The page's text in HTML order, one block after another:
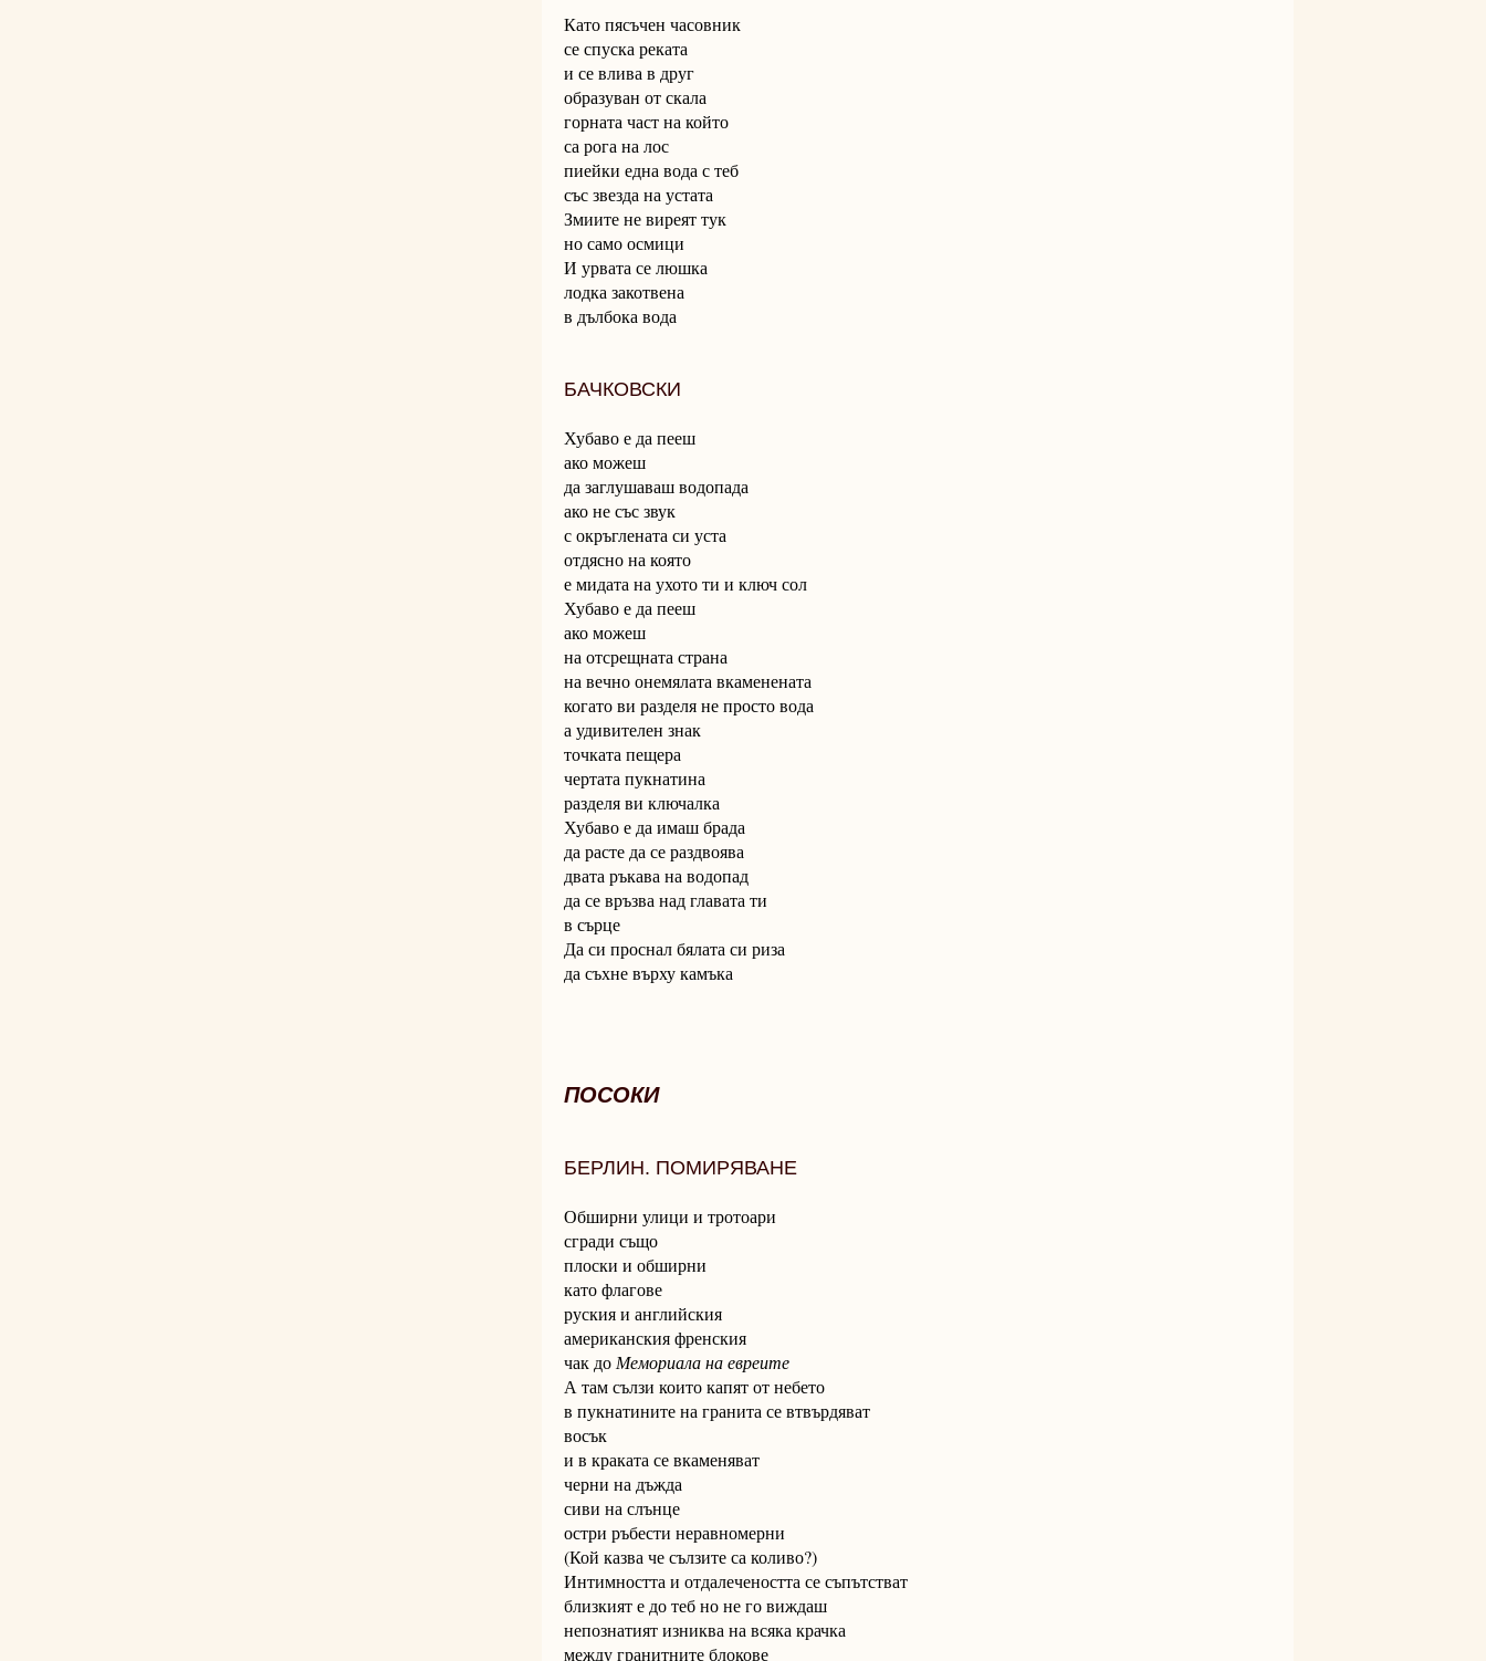
Като пясъчен часовник
се спуска реката
и се влива в друг
образуван от скала
горната част на който
са рога на лос
пиейки една вода с теб
със звезда на устата
Змиите не виреят тук
но само осмици
И урвата се люшка
лодка закотвена
в дълбока вода
БАЧКОВСКИ
Хубаво е да пееш
ако можеш
да заглушаваш водопада
ако не със звук
с окръглената си уста
отдясно на която
е мидата на ухото ти и ключ сол
Хубаво е да пееш
ако можеш
на отсрещната страна
на вечно онемялата вкаменената
когато ви разделя не просто вода
а удивителен знак
точката пещера
чертата пукнатина
разделя ви ключалка
Хубаво е да имаш брада
да расте да се раздвоява
двата ръкава на водопад
да се връзва над главата ти
в сърце
Да си проснал бялата си риза
да съхне върху камъка
ПОСОКИ
БЕРЛИН. ПОМИРЯВАНЕ
Обширни улици и тротоари
сгради също
плоски и обширни
като флагове
руския и английския
американския френския
чак до Мемориала на евреите
А там сълзи които капят от небето
в пукнатините на гранита се втвърдяват
восък
и в краката се вкаменяват
черни на дъжда
сиви на слънце
остри ръбести неравномерни
(Кой казва че сълзите са коливо?)
Интимността и отдалечеността се съпътстват
близкият е до теб но не го виждаш
непознатият изниква на всяка крачка
между гранитните блокове